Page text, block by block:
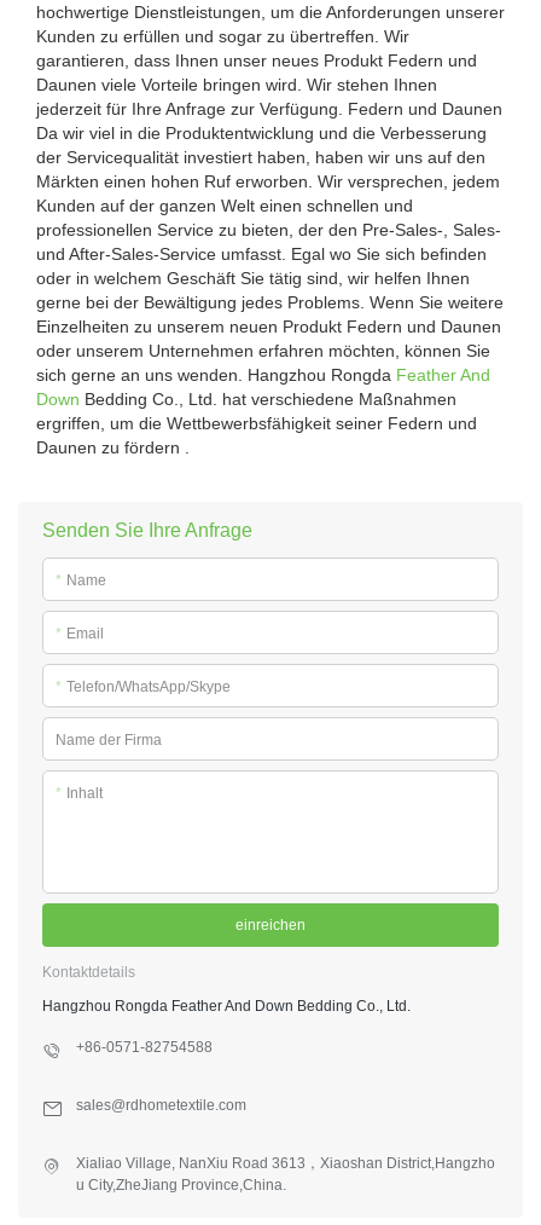
hochwertige Dienstleistungen, um die Anforderungen unserer
Kunden zu erfüllen und sogar zu übertreffen. Wir
garantieren, dass Ihnen unser neues Produkt Federn und
Daunen viele Vorteile bringen wird. Wir stehen Ihnen
jederzeit für Ihre Anfrage zur Verfügung. Federn und Daunen
Da wir viel in die Produktentwicklung und die Verbesserung
der Servicequalität investiert haben, haben wir uns auf den
Märkten einen hohen Ruf erworben. Wir versprechen, jedem
Kunden auf der ganzen Welt einen schnellen und
professionellen Service zu bieten, der den Pre-Sales-, Sales-
und After-Sales-Service umfasst. Egal wo Sie sich befinden
oder in welchem ​​Geschäft Sie tätig sind, wir helfen Ihnen
gerne bei der Bewältigung jedes Problems. Wenn Sie weitere
Einzelheiten zu unserem neuen Produkt Federn und Daunen
oder unserem Unternehmen erfahren möchten, können Sie
sich gerne an uns wenden. Hangzhou Rongda Feather And
Down Bedding Co., Ltd. hat verschiedene Maßnahmen
ergriffen, um die Wettbewerbsfähigkeit seiner Federn und
Daunen zu fördern .
Senden Sie Ihre Anfrage
* Name
* Email
* Telefon/WhatsApp/Skype
Name der Firma
* Inhalt
einreichen
Kontaktdetails
Hangzhou Rongda Feather And Down Bedding Co., Ltd.
+86-0571-82754588
sales@rdhometextile.com
Xialiao Village, NanXiu Road 3613，Xiaoshan District,Hangzho
u City,ZheJiang Province,China.